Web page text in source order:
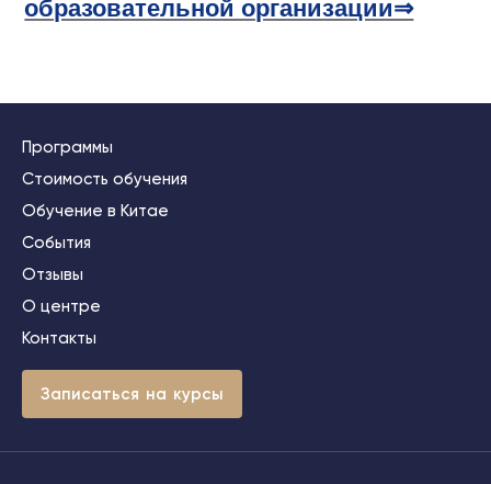
образовательной организации⇒
Программы
Стоимость обучения
Обучение в Китае
События
Отзывы
О центре
Контакты
Записаться на курсы